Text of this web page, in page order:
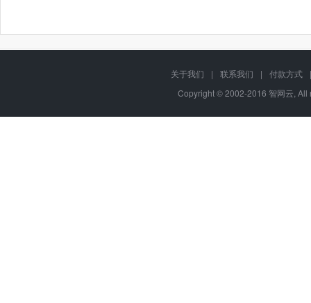
关于我们 | 联系我们 | 付款方式
|
Copyright © 2002-2016 智网云,